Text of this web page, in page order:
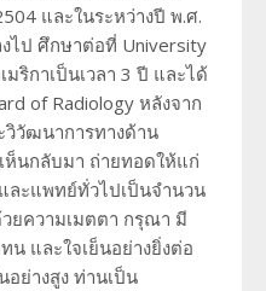
และในระหว่างปี พ.ศ.
ไป ศึกษาต่อที่ University
ริกาเป็นเวลา 3 ปี และได้
of Radiology หลังจาก
วิวัฒนาการทางด้าน
ห็นกลับมา ถ่ายทอดให้แก่
ะแพทย์ทั่วไปเป็นจำนวน
ยความเมตตา กรุณา มี
น และใจเย็นอย่างยิ่งต่อ
ย่างสูง ท่านเป็น